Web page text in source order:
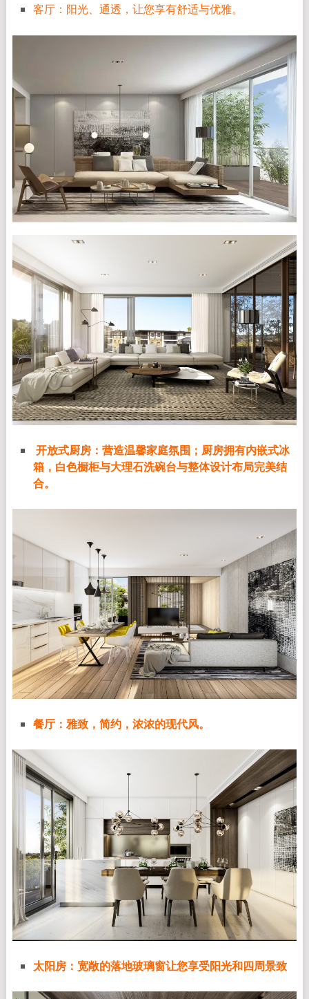
客厅：阳光、通透，让您享有舒适与优雅。
开放式厨房：营造温馨家庭氛围；厨房拥有内嵌式冰
箱，白色橱柜与大理石洗碗台与整体设计布局完美结
合。
餐厅：雅致，简约，浓浓的现代风。
太阳房：宽敞的落地玻璃窗让您享受阳光和四周景致